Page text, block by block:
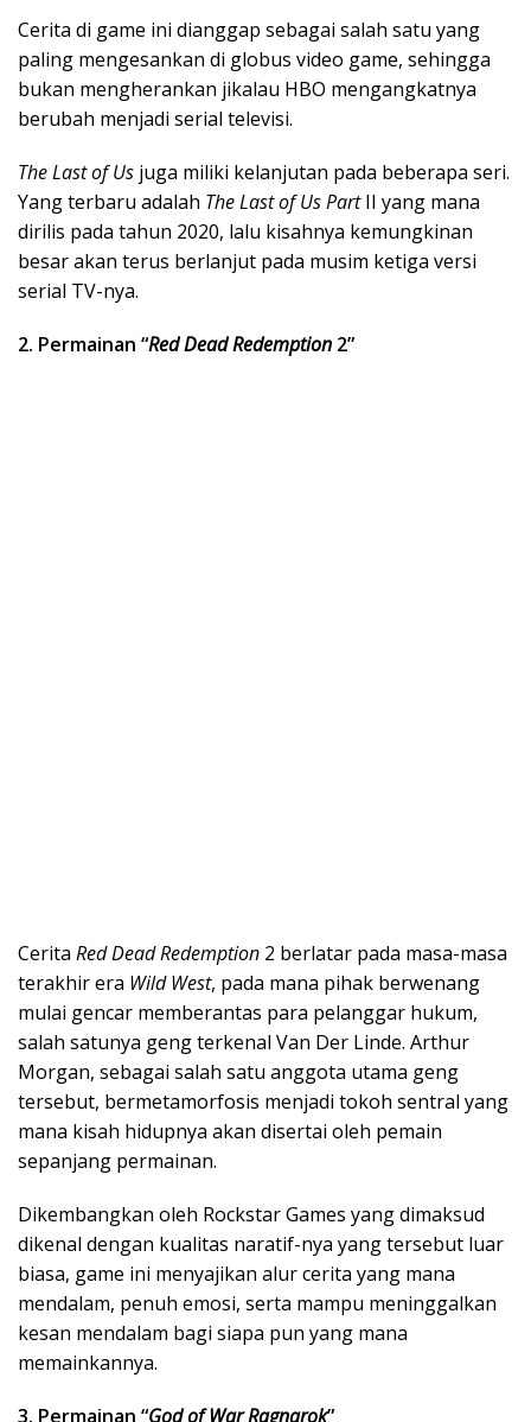
Cerita di game ini dianggap sebagai salah satu yang
paling mengesankan di globus video game, sehingga
bukan mengherankan jikalau HBO mengangkatnya
berubah menjadi serial televisi.
The Last of Us juga miliki kelanjutan pada beberapa seri.
Yang terbaru adalah The Last of Us PartII yang mana
dirilis pada tahun 2020, lalu kisahnya kemungkinan
besar akan terus berlanjut pada musim ketiga versi
serial TV-nya.
2. Permainan “Red Dead Redemption 2”
Cerita Red Dead Redemption 2 berlatar pada masa-masa
terakhir era Wild West, pada mana pihak berwenang
mulai gencar memberantas para pelanggar hukum,
salah satunya geng terkenal Van Der Linde. Arthur
Morgan, sebagai salah satu anggota utama geng
tersebut, bermetamorfosis menjadi tokoh sentral yang
mana kisah hidupnya akan disertai oleh pemain
sepanjang permainan.
Dikembangkan oleh Rockstar Games yang dimaksud
dikenal dengan kualitas naratif-nya yang tersebut luar
biasa, game ini menyajikan alur cerita yang mana
mendalam, penuh emosi, serta mampu meninggalkan
kesan mendalam bagi siapa pun yang mana
memainkannya.
3. Permainan “God of War Ragnarok”